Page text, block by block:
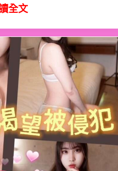
全文